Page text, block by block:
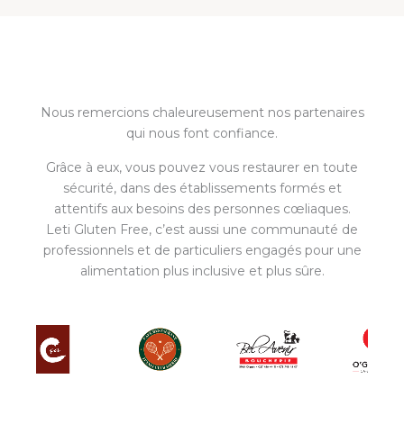
Nous remercions chaleureusement nos partenaires
qui nous font confiance.
Grâce à eux, vous pouvez vous restaurer en toute
sécurité, dans des établissements formés et
attentifs aux besoins des personnes cœliaques.
Leti Gluten Free, c’est aussi une communauté de
professionnels et de particuliers engagés pour une
alimentation plus inclusive et plus sûre.